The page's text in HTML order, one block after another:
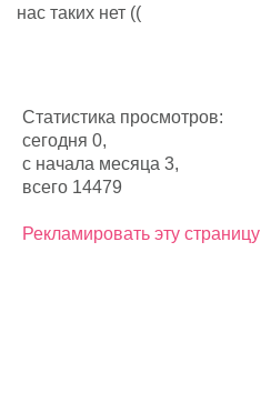
нас таких нет ((
Статистика просмотров:
сегодня 0,
с начала месяца 3,
всего 14479
Рекламировать эту страницу